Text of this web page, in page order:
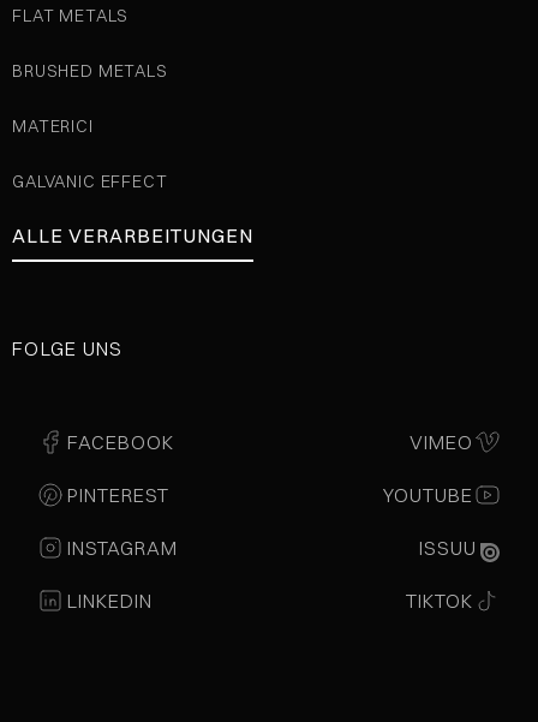
FLAT METALS
BRUSHED METALS
MATERICI
GALVANIC EFFECT
ALLE VERARBEITUNGEN
FOLGE UNS
FACEBOOK
PINTEREST
INSTAGRAM
LINKEDIN
VIMEO
YOUTUBE
ISSUU
TIKTOK